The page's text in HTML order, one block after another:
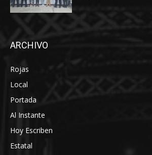
ARCHIVO
Rojas
Local
Portada
Al Instante
Hoy Escriben
Estatal